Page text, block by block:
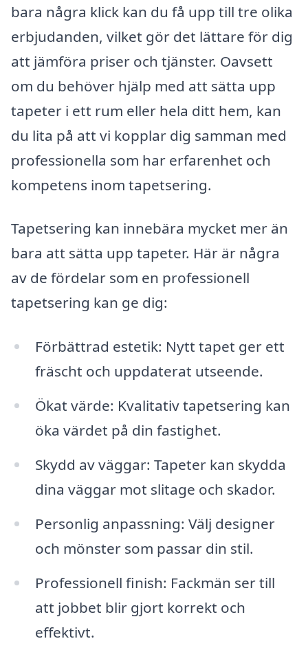
bara några klick kan du få upp till tre olika
erbjudanden, vilket gör det lättare för dig
att jämföra priser och tjänster. Oavsett
om du behöver hjälp med att sätta upp
tapeter i ett rum eller hela ditt hem, kan
du lita på att vi kopplar dig samman med
professionella som har erfarenhet och
kompetens inom tapetsering.
Tapetsering kan innebära mycket mer än
bara att sätta upp tapeter. Här är några
av de fördelar som en professionell
tapetsering kan ge dig:
Förbättrad estetik: Nytt tapet ger ett
fräscht och uppdaterat utseende.
Ökat värde: Kvalitativ tapetsering kan
öka värdet på din fastighet.
Skydd av väggar: Tapeter kan skydda
dina väggar mot slitage och skador.
Personlig anpassning: Välj designer
och mönster som passar din stil.
Professionell finish: Fackmän ser till
att jobbet blir gjort korrekt och
effektivt.